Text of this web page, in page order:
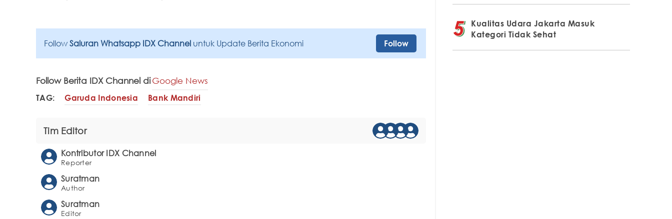
Follow Saluran Whatsapp IDX Channel untuk Update Berita Ekonomi Follow
Follow Berita IDX Channel diGoogle News
TAG: Garuda Indonesia Bank Mandiri
Tim Editor
Kontributor IDX Channel
Reporter
Suratman
Author
Suratman
Editor
Kualitas Udara Jakarta Masuk
Kategori Tidak Sehat